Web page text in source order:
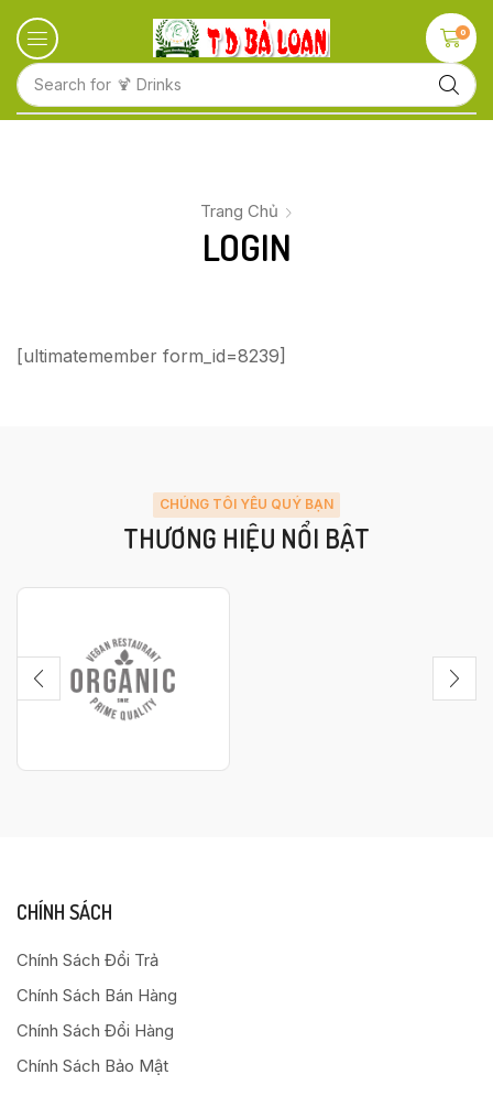
Search for 🍹 Drinks
0
Trang Chủ
LOGIN
[ultimatemember form_id=8239]
CHÚNG TÔI YÊU QUÝ BẠN
THƯƠNG HIỆU NỔI BẬT
CHÍNH SÁCH
Chính Sách Đổi Trả
Chính Sách Bán Hàng
Chính Sách Đổi Hàng
Chính Sách Bảo Mật